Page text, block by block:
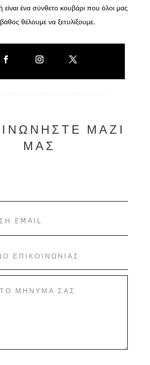
ένα σύνθετο κουβάρι που όλοι μας
θέλουμε να ξετυλίξουμε.
ΜΑΖΊ
ΜΑΣ